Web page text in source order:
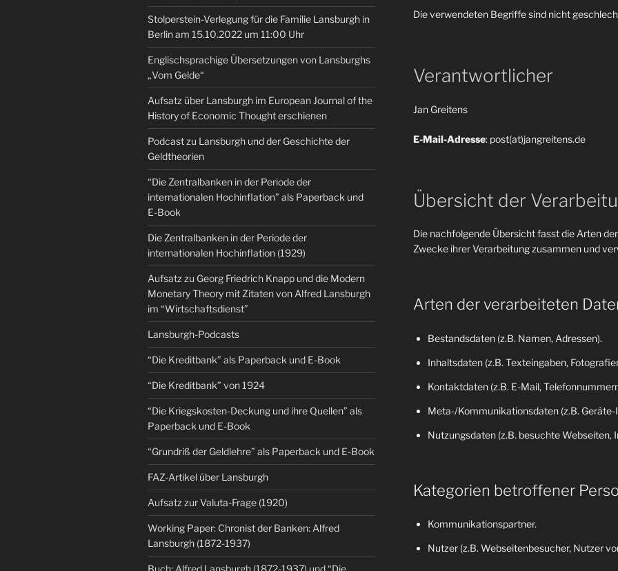
Stolperstein-Verlegung für die Familie Lansburgh in
Berlin am 15.10.2022 um 11:00 Uhr
Englischsprachige Übersetzungen von Lansburghs
„Vom Gelde“
Aufsatz über Lansburgh im European Journal of the
History of Economic Thought erschienen
Podcast zu Lansburgh und der Geschichte der
Geldtheorien
“Die Zentralbanken in der Periode der
internationalen Hochinflation” als Paperback und
E-Book
Die Zentralbanken in der Periode der
internationalen Hochinflation (1929)
Aufsatz zu Georg Friedrich Knapp und die Modern
Monetary Theory mit Zitaten von Alfred Lansburgh
im “Wirtschaftsdienst”
Lansburgh-Podcasts
“Die Kreditbank” als Paperback und E-Book
“Die Kreditbank” von 1924
“Die Kriegskosten-Deckung und ihre Quellen” als
Paperback und E-Book
“Grundriß der Geldlehre” als Paperback und E-Book
FAZ-Artikel über Lansburgh
Aufsatz zur Valuta-Frage (1920)
Working Paper: Chronist der Banken: Alfred
Lansburgh (1872-1937)
Buch: Alfred Lansburgh (1872-1937) und “Die
Die verwendeten Begriffe sind nicht
Verantwortlicher
Jan Greitens
E-Mail-Adresse: post(at)jangreitens.de
Übersicht der
Die nachfolgende Übersicht fasst die Arten
Zwecke ihrer Verarbeitung zusammen und
Arten der verarbeiteten
Bestandsdaten (z.B. Namen, Adressen).
Inhaltsdaten (z.B. Texteingaben,
Kontaktdaten (z.B. E-Mail,
Meta-/Kommunikationsdaten (z.B.
Nutzungsdaten (z.B. besuchte Webseiten,
Kategorien betroffener
Kommunikationspartner.
Nutzer (z.B. Webseitenbesucher, Nutzer